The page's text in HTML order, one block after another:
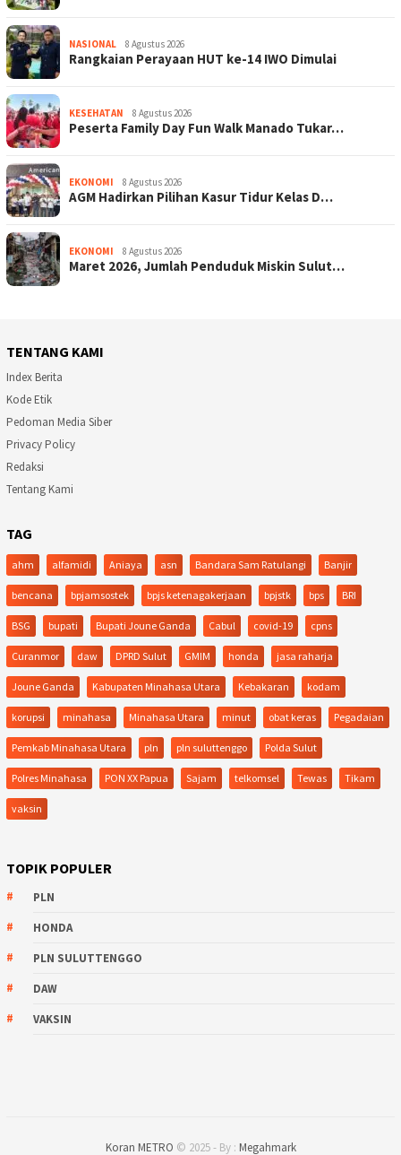
NASIONAL 8 Agustus 2026
Rangkaian Perayaan HUT ke-14 IWO Dimulai
KESEHATAN 8 Agustus 2026
Peserta Family Day Fun Walk Manado Tukar…
EKONOMI 8 Agustus 2026
AGM Hadirkan Pilihan Kasur Tidur Kelas D…
EKONOMI 8 Agustus 2026
Maret 2026, Jumlah Penduduk Miskin Sulut…
TENTANG KAMI
Index Berita
Kode Etik
Pedoman Media Siber
Privacy Policy
Redaksi
Tentang Kami
TAG
ahm alfamidi Aniaya asn Bandara Sam Ratulangi Banjir
bencana bpjamsostek bpjs ketenagakerjaan bpjstk bps BRI
BSG bupati Bupati Joune Ganda Cabul covid-19 cpns
Curanmor daw DPRD Sulut GMIM honda jasa raharja
Joune Ganda Kabupaten Minahasa Utara Kebakaran kodam
korupsi minahasa Minahasa Utara minut obat keras Pegadaian
Pemkab Minahasa Utara pln pln suluttenggo Polda Sulut
Polres Minahasa PON XX Papua Sajam telkomsel Tewas Tikam
vaksin
TOPIK POPULER
PLN
HONDA
PLN SULUTTENGGO
DAW
VAKSIN
Koran METRO © 2025 - By : Megahmark